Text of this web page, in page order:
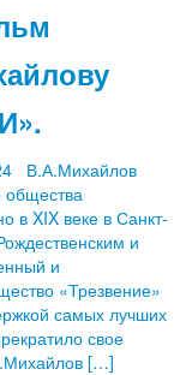
В.А.Михайлов
общества
в XIX веке в Санкт-
и
и
«Трезвение»
самых лучших
свое
[…]